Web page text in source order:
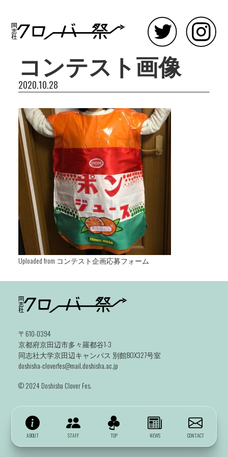
コンテスト画像
2020.10.28
Uploaded from コンテスト企画応募フォーム
ABOUT STAFF TOP NEWS CONTACT
〒610-0394
京都府京田辺市多々羅都谷1-3
同志社大学京田辺キャンパス 別館BOX327号室
doshisha-cloverfes@mail.doshisha.ac.jp
©️ 2024 Doshisha Clover Fes.